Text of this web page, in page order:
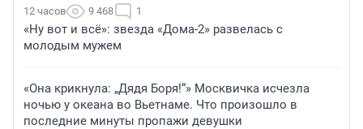
12 часов 9 468 1
«Ну вот и всё»: звезда «Дома-2» развелась с
молодым мужем
«Она крикнула: „Дядя Боря!“» Москвичка исчезла
ночью у океана во Вьетнаме. Что произошло в
последние минуты пропажи девушки